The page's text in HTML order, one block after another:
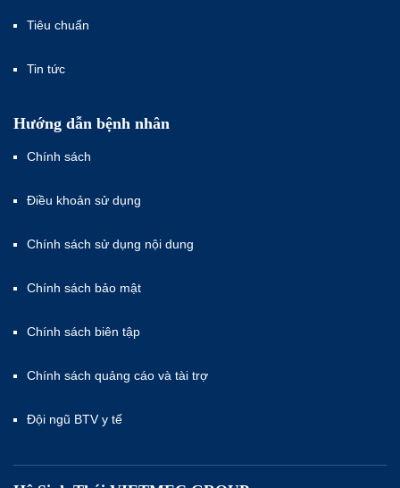
Tiêu chuẩn
Tin tức
Hướng dẫn bệnh nhân
Chính sách
Điều khoản sử dụng
Chính sách sử dụng nội dung
Chính sách bảo mật
Chính sách biên tập
Chính sách quảng cáo và tài trợ
Đội ngũ BTV y tế